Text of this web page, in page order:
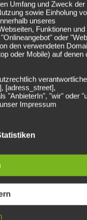
souverän mit
zwei
an.
abgegeben
das
Umfang und Zweck der
sowie Einholung
unseres
Funktionen und
oder
den verwendeten
oder Mobile) auf denen
[adress_street],
"AnbieterIn", "wir" oder
Impressum
wie z.B. "Nutzer" sind
nur unter Einhaltung
den Geboten der
sowie Online-
oder beim Vorliegen einer